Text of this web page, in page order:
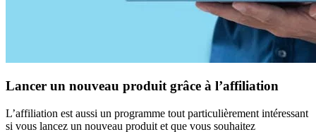
Lancer un nouveau produit grâce à l’affiliation
L’affiliation est aussi un programme tout particulièrement intéressant
si vous lancez un nouveau produit et que vous souhaitez